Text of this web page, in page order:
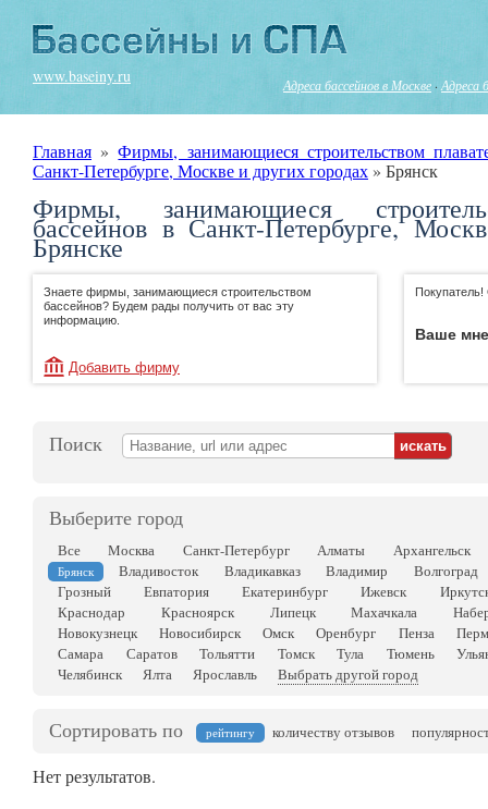
www.baseiny.ru Адреса бассейнов в Москве · Адреса
Главная »Фирмы, занимающиеся строительством
Санкт-Петербурге, Москве и других городах » Брянск
Фирмы, занимающиеся
бассейнов в Санкт-Петербурге,
Брянске
Знаете фирмы, занимающиеся строительством
бассейнов? Будем рады получить от вас эту
информацию.
Добавить фирму
Ваше
Поиск
Выберите город
Все Москва Санкт-Петербург Алматы Архангельск
Брянск Владивосток Владикавказ Владимир
Волгоград
Грозный
Евпатория Екатеринбург Ижевск
Краснодар
Красноярск Липецк Махачкала
Новокузнецк
Новосибирск Омск Оренбург Пенза
Самара
Саратов Тольятти Томск Тула Тюмень
Челябинск
Ялта Ярославль Выбрать другой город
Сортировать по рейтингу количеству отзывов
Нет результатов.